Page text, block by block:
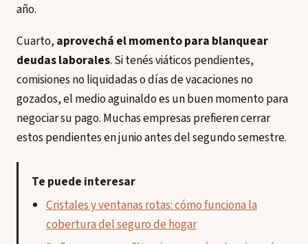
año.
Cuarto,aprovechá el momento para blanquear
deudas laborales. Si tenés viáticos pendientes,
comisiones no liquidadas o días de vacaciones no
gozados, el medio aguinaldo es un buen momento para
negociar su pago. Muchas empresas prefieren cerrar
estos pendientes en junio antes del segundo semestre.
Te puede interesar
Cristales y ventanas rotas: cómo funciona la
cobertura del seguro de hogar